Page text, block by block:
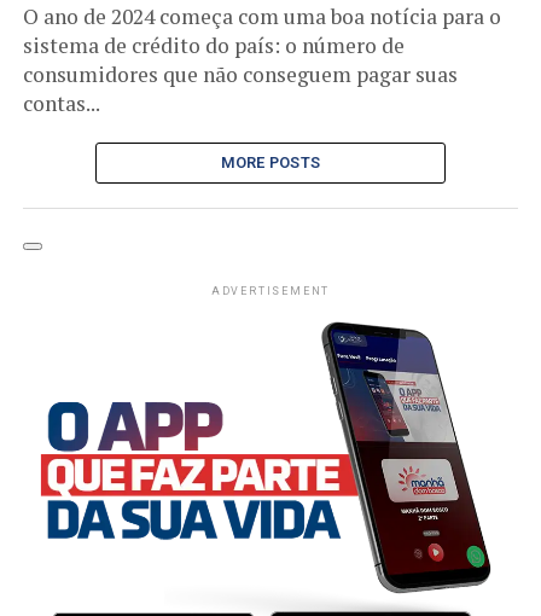
O ano de 2024 começa com uma boa notícia para o
sistema de crédito do país: o número de
consumidores que não conseguem pagar suas
contas...
MORE POSTS
ADVERTISEMENT